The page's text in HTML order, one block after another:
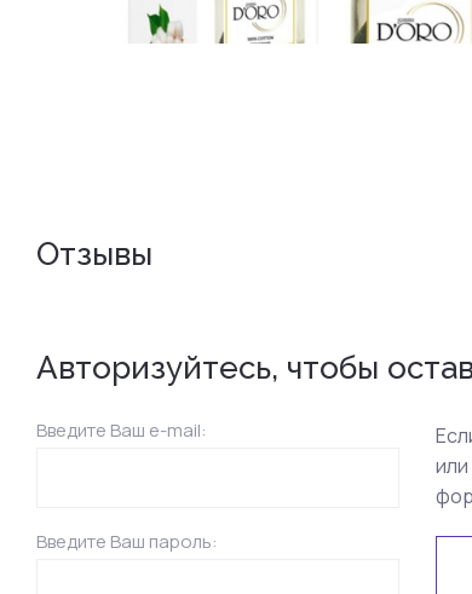
Отзывы
Авторизуйтесь, чтобы
Введите Ваш e-mail:
Введите Ваш пароль: